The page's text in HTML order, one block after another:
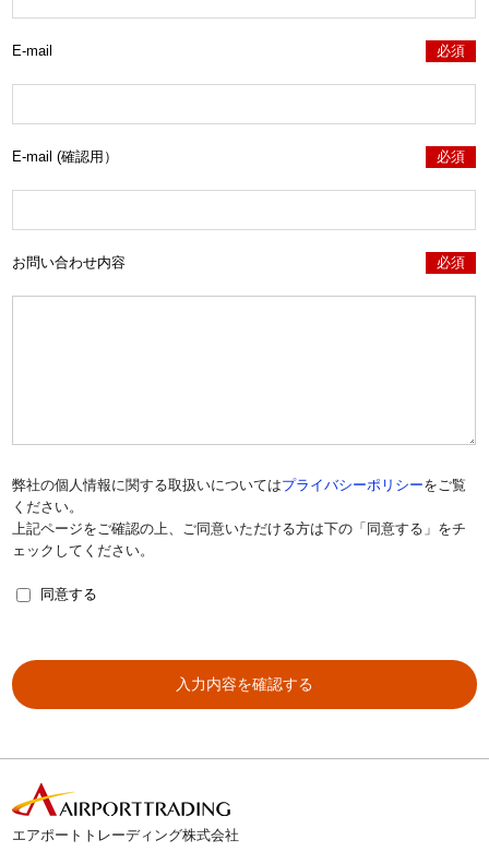
E-mail 必須
E-mail (確認用） 必須
お問い合わせ内容 必須
弊社の個人情報に関する取扱いについてはプライバシーポリシーをご覧
ください。
上記ページをご確認の上、ご同意いただける方は下の「同意する」をチ
ェックしてください。
同意する
エアポートトレーディング株式会社